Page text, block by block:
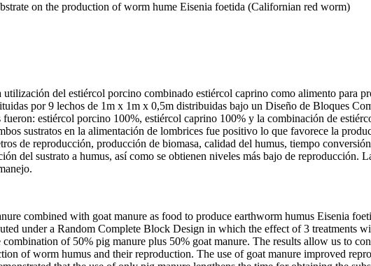
on the production of worm hume Eisenia foetida (Californian red worm)
utilización del estiércol porcino combinado estiércol caprino como alimento para
por 9 lechos de 1m x 1m x 0,5m distribuidas bajo un Diseño de Bloques
estiércol porcino 100%, estiércol caprino 100% y la combinación de
sustratos en la alimentación de lombrices fue positivo lo que favorece la
de reproducción, producción de biomasa, calidad del humus, tiempo
del sustrato a humus, así como se obtienen niveles más bajo de reproducción.
combined with goat manure as food to produce earthworm humus Eisenia
under a Random Complete Block Design in which the effect of 3 treatments
of 50% pig manure plus 50% goat manure. The results allow us to
of worm humus and their reproduction. The use of goat manure improved